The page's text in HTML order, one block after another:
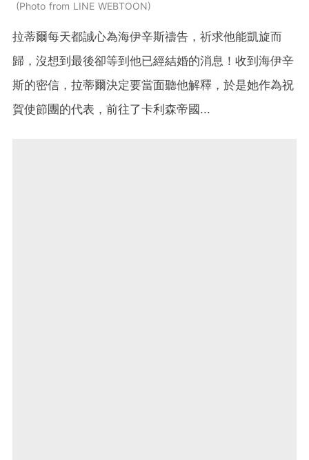
Photo from LINE WEBTOON
拉蒂爾每天都誠心為海伊辛斯禱告，祈求他能凱旋而
歸，沒想到最後卻等到他已經結婚的消息！收到海伊辛
斯的密信，拉蒂爾決定要當面聽他解釋，於是她作為祝
賀使節團的代表，前往了卡利森帝國...